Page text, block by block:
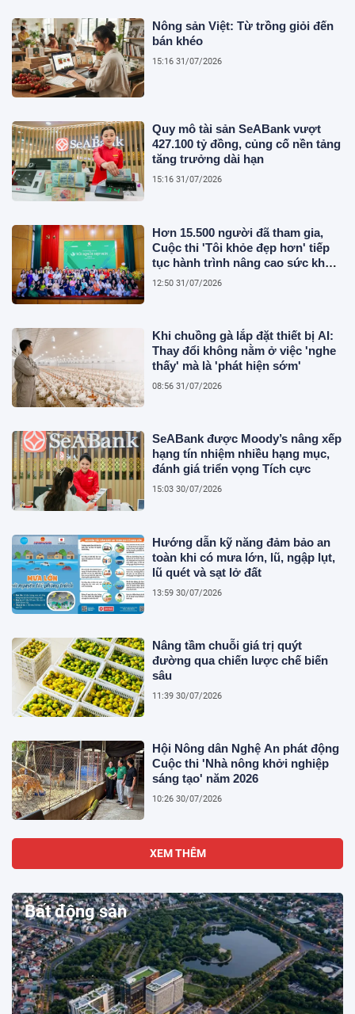
Nông sản Việt: Từ trồng giỏi đến
bán khéo
15:16 31/07/2026
Quy mô tài sản SeABank vượt
427.100 tỷ đồng, củng cố nền tảng
tăng trưởng dài hạn
15:16 31/07/2026
Hơn 15.500 người đã tham gia,
Cuộc thi 'Tôi khỏe đẹp hơn' tiếp
tục hành trình nâng cao sức khỏe
người Việt
12:50 31/07/2026
Khi chuồng gà lắp đặt thiết bị AI:
Thay đổi không nằm ở việc 'nghe
thấy' mà là 'phát hiện sớm'
08:56 31/07/2026
SeABank được Moody’s nâng xếp
hạng tín nhiệm nhiều hạng mục,
đánh giá triển vọng Tích cực
15:03 30/07/2026
Hướng dẫn kỹ năng đảm bảo an
toàn khi có mưa lớn, lũ, ngập lụt,
lũ quét và sạt lở đất
13:59 30/07/2026
Nâng tầm chuỗi giá trị quýt
đường qua chiến lược chế biến
sâu
11:39 30/07/2026
Hội Nông dân Nghệ An phát động
Cuộc thi 'Nhà nông khởi nghiệp
sáng tạo' năm 2026
10:26 30/07/2026
XEM THÊM
Bất động sản